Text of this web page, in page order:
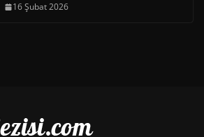
16 Şubat 2026